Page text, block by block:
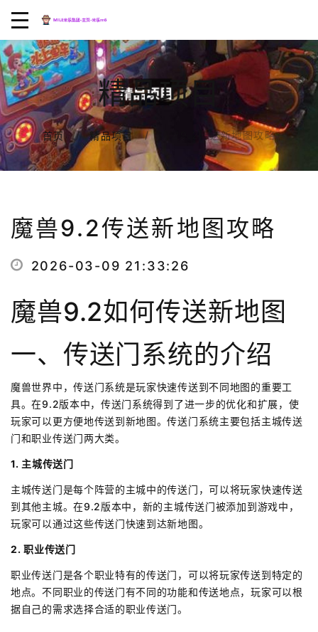
精品项目
首页 精品项目 魔兽9.2传送新地图攻略
魔兽9.2传送新地图攻略
2026-03-09 21:33:26
魔兽9.2如何传送新地图
一、传送门系统的介绍
魔兽世界中，传送门系统是玩家快速传送到不同地图的重要工
具。在9.2版本中，传送门系统得到了进一步的优化和扩展，使
玩家可以更方便地传送到新地图。传送门系统主要包括主城传送
门和职业传送门两大类。
1. 主城传送门
主城传送门是每个阵营的主城中的传送门，可以将玩家快速传送
到其他主城。在9.2版本中，新的主城传送门被添加到游戏中，
玩家可以通过这些传送门快速到达新地图。
2. 职业传送门
职业传送门是各个职业特有的传送门，可以将玩家传送到特定的
地点。不同职业的传送门有不同的功能和传送地点，玩家可以根
据自己的需求选择合适的职业传送门。